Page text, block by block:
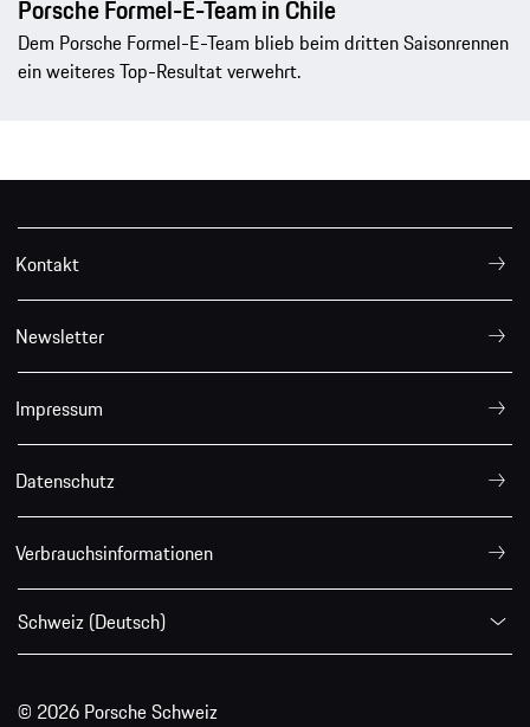
Porsche Formel-E-Team in Chile
Dem Porsche Formel-E-Team blieb beim dritten Saisonrennen
ein weiteres Top-Resultat verwehrt.
Kontakt
Newsletter
Impressum
Datenschutz
Verbrauchsinformationen
Schweiz (Deutsch)
© 2026 Porsche Schweiz